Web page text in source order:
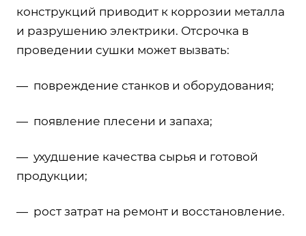
конструкций приводит к коррозии металла
и разрушению электрики. Отсрочка в
проведении сушки может вызвать:
— повреждение станков и оборудования;
— появление плесени и запаха;
— ухудшение качества сырья и готовой
продукции;
— рост затрат на ремонт и восстановление.